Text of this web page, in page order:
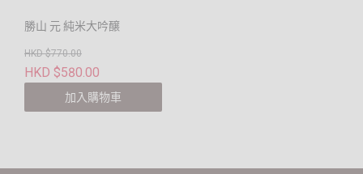
勝山 元 純米大吟醸
HKD $770.00
HKD $580.00
加入購物車